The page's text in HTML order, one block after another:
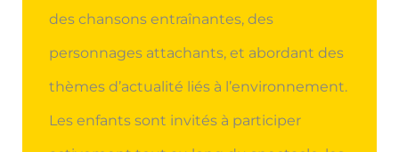
des chansons entraînantes, des
personnages attachants, et abordant des
thèmes d’actualité liés à l’environnement.
Les enfants sont invités à participer